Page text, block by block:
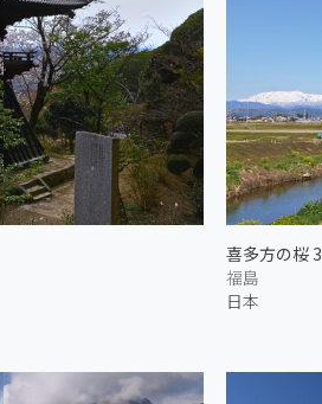
喜多方の桜 3
福島
日本